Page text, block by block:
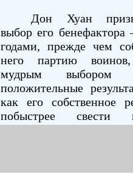
Дон Хуан
выбор его бенефактора
годами, прежде чем
него партию
мудрым
положительные
как его собственное
побыстрее
фатальным.